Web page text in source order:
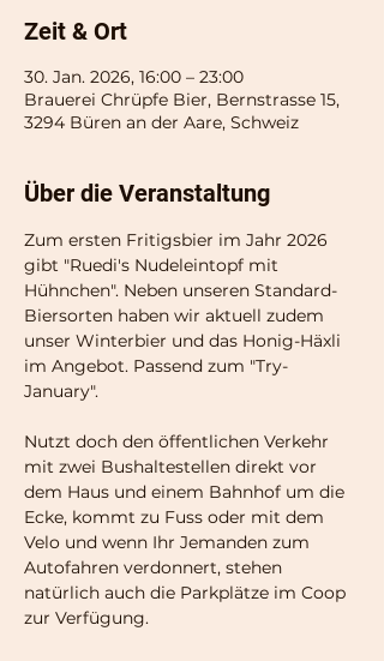
Zeit & Ort
30. Jan. 2026, 16:00 – 23:00
Brauerei Chrüpfe Bier, Bernstrasse 15,
3294 Büren an der Aare, Schweiz
Über die Veranstaltung
Zum ersten Fritigsbier im Jahr 2026
gibt "Ruedi's Nudeleintopf mit
Hühnchen". Neben unseren Standard-
Biersorten haben wir aktuell zudem
unser Winterbier und das Honig-Häxli
im Angebot. Passend zum "Try-
January".
Nutzt doch den öffentlichen Verkehr
mit zwei Bushaltestellen direkt vor
dem Haus und einem Bahnhof um die
Ecke, kommt zu Fuss oder mit dem
Velo und wenn Ihr Jemanden zum
Autofahren verdonnert, stehen
natürlich auch die Parkplätze im Coop
zur Verfügung.